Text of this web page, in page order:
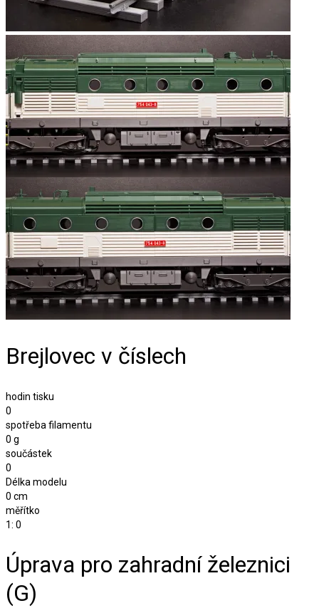
Brejlovec v číslech
hodin tisku
0
spotřeba filamentu
0 g
součástek
0
Délka modelu
0 cm
měřítko
1: 0
Úprava pro zahradní železnici
(G)